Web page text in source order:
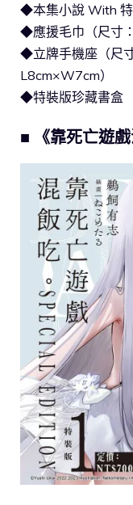
◆本集小說 With
◆應援毛巾（尺寸
◆立牌手機座（尺
L8cm×W7cm）
◆特裝版珍藏書盒
■ 《靠死亡遊